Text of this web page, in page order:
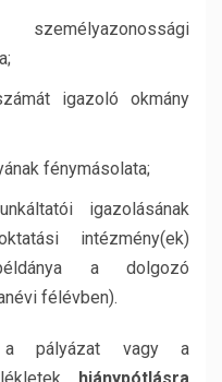
igazoló okmány
fénymásolata;
igazolásának
intézmény(ek)
a dolgozó
félévben).
a pályázat vagy a